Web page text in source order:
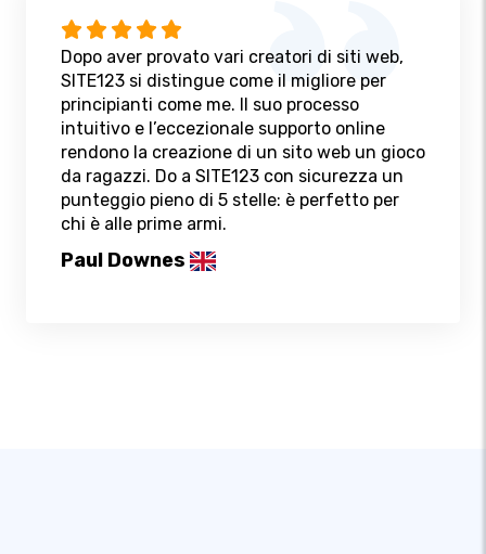
Dopo aver provato vari creatori di siti web,
SITE123 si distingue come il migliore per
principianti come me. Il suo processo
intuitivo e l’eccezionale supporto online
rendono la creazione di un sito web un gioco
da ragazzi. Do a SITE123 con sicurezza un
punteggio pieno di 5 stelle: è perfetto per
chi è alle prime armi.
Paul Downes